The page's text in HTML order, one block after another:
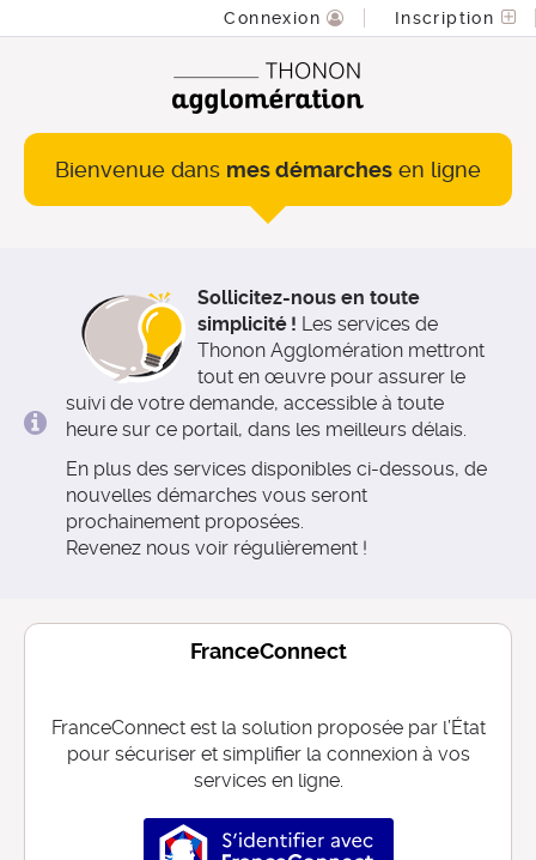
Connexion Inscription
Bienvenue dans mes démarches en ligne
Sollicitez-nous en toute
simplicité ! Les services de
Thonon Agglomération mettront
tout en œuvre pour assurer le
suivi de votre demande, accessible à toute
heure sur ce portail, dans les meilleurs délais.
En plus des services disponibles ci-dessous, de
nouvelles démarches vous seront
prochainement proposées.
Revenez nous voir régulièrement !
FranceConnect
FranceConnect est la solution proposée par l’État
pour sécuriser et simplifier la connexion à vos
services en ligne.
S’identifier avec